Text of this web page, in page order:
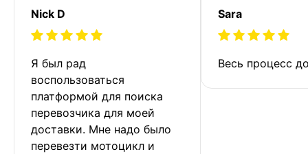
Nick D
Я был рад
воспользоваться
платформой для поиска
перевозчика для моей
доставки. Мне надо было
перевезти мотоцикл и
Sara
Весь процесс